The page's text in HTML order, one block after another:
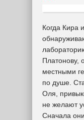
Когда Кира
Платонову,
местными
по душе.
Оля,
не желают
Сначала